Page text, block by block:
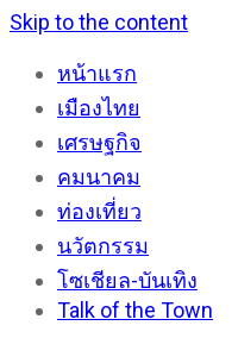
Skip to the content
หน้าแรก
เมืองไทย
เศรษฐกิจ
คมนาคม
ท่องเที่ยว
นวัตกรรม
โซเชียล-บันเทิง
Talk of the Town